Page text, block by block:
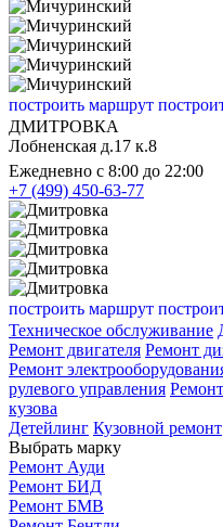
построить маршрут
ДМИТРОВКА
Лобненская д.17 к.8
Ежедневно с 8:00 до 22:00
+7 (499) 450-63-77
построить маршрут
Техническое обслуживание
Ремонт двигателя Ремонт
Ремонт
рулевого управления
кузова
Детейлинг Кузовной ремонт
Выбрать марку
Ремонт Ауди
Ремонт БИД
Ремонт БМВ